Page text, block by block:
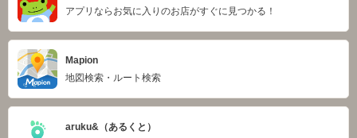
アプリならお気に入りのお店がすぐに見つかる！
Mapion
地図検索・ルート検索
aruku&（あるくと）